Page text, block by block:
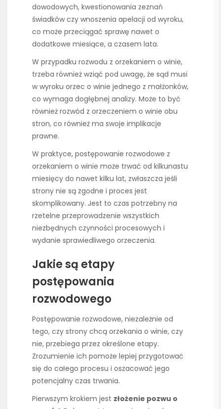
dowodowych, kwestionowania zeznań
świadków czy wnoszenia apelacji od wyroku,
co może przeciągać sprawę nawet o
dodatkowe miesiące, a czasem lata.
W przypadku rozwodu z orzekaniem o winie,
trzeba również wziąć pod uwagę, że sąd musi
w wyroku orzec o winie jednego z małżonków,
co wymaga dogłębnej analizy. Może to być
również rozwód z orzeczeniem o winie obu
stron, co również ma swoje implikacje
prawne.
W praktyce, postępowanie rozwodowe z
orzekaniem o winie może trwać od kilkunastu
miesięcy do nawet kilku lat, zwłaszcza jeśli
strony nie są zgodne i proces jest
skomplikowany. Jest to czas potrzebny na
rzetelne przeprowadzenie wszystkich
niezbędnych czynności procesowych i
wydanie sprawiedliwego orzeczenia.
Jakie są etapy
postępowania
rozwodowego
Postępowanie rozwodowe, niezależnie od
tego, czy strony chcą orzekania o winie, czy
nie, przebiega przez określone etapy.
Zrozumienie ich pomoże lepiej przygotować
się do całego procesu i oszacować jego
potencjalny czas trwania.
Pierwszym krokiem jest złożenie pozwu o